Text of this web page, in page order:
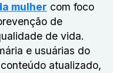
mulher com foco
de
de vida.
e usuárias do
atualizado,